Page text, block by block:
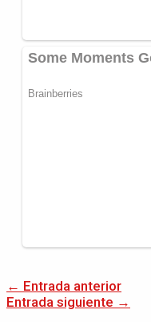
← Entrada anterior
Entrada siguiente →